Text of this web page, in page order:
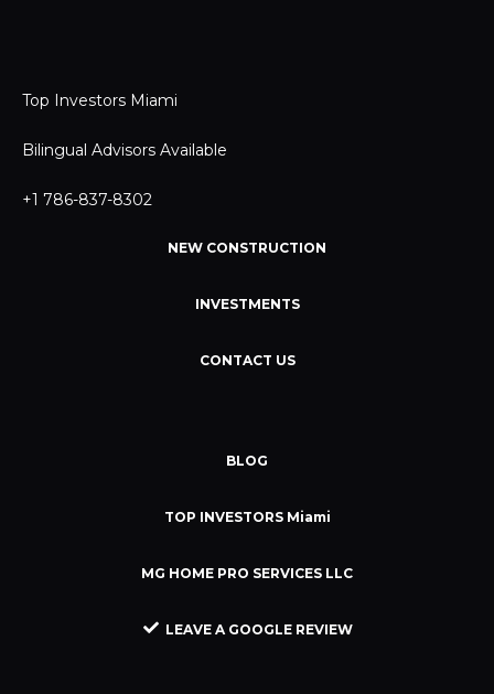
Top Investors Miami
Bilingual Advisors Available
+1 786-837-8302
NEW CONSTRUCTION
INVESTMENTS
CONTACT US
BLOG
TOP INVESTORS Miami
MG HOME PRO SERVICES LLC
LEAVE A GOOGLE REVIEW